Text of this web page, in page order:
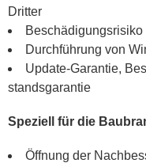
Dritter
Durchführung von
Update-Garantie,
standsgarantie
Speziell für die
Öffnung der